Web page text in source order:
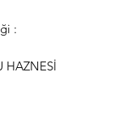
:
HAZNESİ